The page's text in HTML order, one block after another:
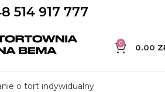
514 917 777
0 0.00
o tort indywidualny